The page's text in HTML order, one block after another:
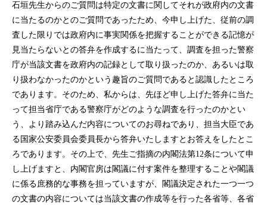
石垣先生からのご質問は特定の文書に関してそれが政府内の文書
に当たるのかとのご質問であったため、今申し上げた、従前の調
査した限りでは政府内に事実関係を把握することができる記憶が
見当たらないとの答弁を作成するに当たって、調査を担った警察
庁が当該文書を政府内の記録として取り扱ったのか、あるいは取
り扱わなかったのかという趣旨のご質問であると認識したところ
であります。そのため、私からは、先ほど申し上げた答弁に当た
って担当省庁である警察庁がどのような調査を行ったのかとい
う、より踏み込んだ内容についてのお尋ねであり、担当大臣であ
る国家公安委員会委員長から答弁いたしますとお答えをしたとこ
ろであります。その上で、先生ご指摘の内閣法第12条について申
し上げますと、内閣官房は閣議に付す案件を整理することや閣議
に係る庶務的な事務を担っていますが、閣議決定された一つ一つ
の文書の内容については当該文書の作成等を行った各省等、各省